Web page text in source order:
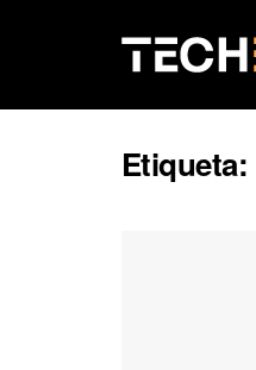
Etiqueta: